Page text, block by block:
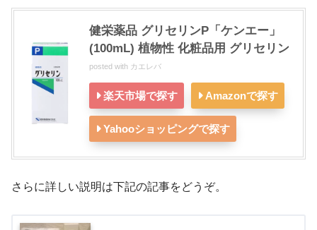
健栄薬品 グリセリンP「ケンエー」
(100mL) 植物性 化粧品用 グリセリン
posted with カエレバ
楽天市場で探す Amazonで探す
Yahooショッピングで探す
さらに詳しい説明は下記の記事をどうぞ。